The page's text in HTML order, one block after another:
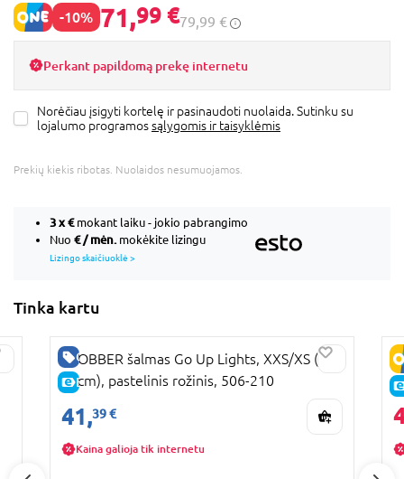
-10% 71,99 €79,99 €
Perkant papildomą prekę internetu
Norėčiau įsigyti kortelę ir pasinaudoti nuolaida. Sutinku su
lojalumo programossąlygomis ir taisyklėmis
Prekių kiekis ribotas. Nuolaidos nesumuojamos.
3 x€mokant laiku - jokio pabrangimo
Nuo € / mėn. mokėkite lizingu
Lizingo skaičiuoklė >
Tinka kartu
GERA KAINA
E-KAINA
GLOBBER šalmas Go Up Lights, XXS/XS (45-
51cm), pastelinis rožinis, 506-210
41,39 €
Kaina galioja tik internetu